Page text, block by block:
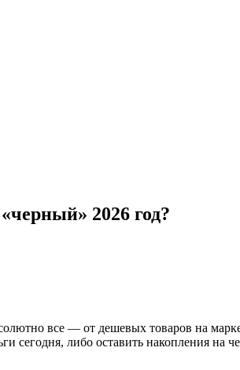
2026 год?
все — от дешевых товаров на
сегодня, либо оставить накопления на